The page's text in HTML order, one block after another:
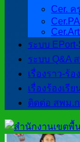
Cer.
ระบบ
ระบบ Q&A
เรื่องราว-ร้อ
เรื่องร้องเรี
ติดต่อ สพม.